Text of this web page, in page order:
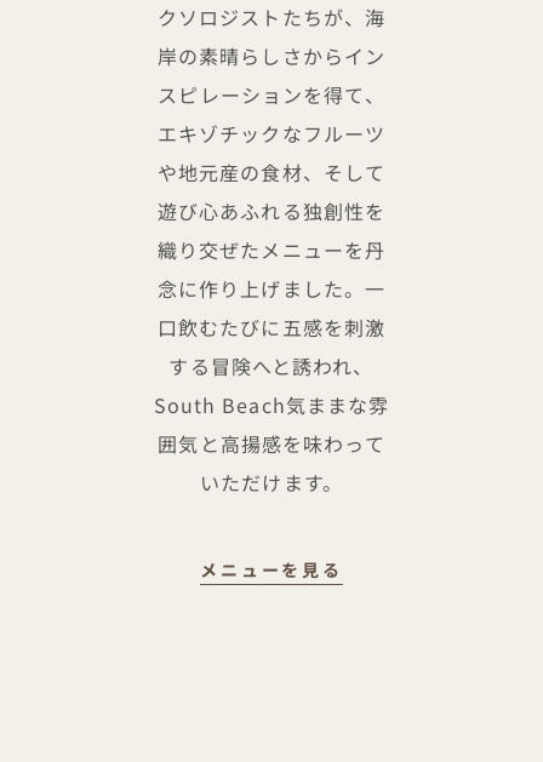
クソロジストたちが、海
岸の素晴らしさからイン
スピレーションを得て、
エキゾチックなフルーツ
や地元産の食材、そして
遊び心あふれる独創性を
織り交ぜたメニューを丹
念に作り上げました。一
口飲むたびに五感を刺激
する冒険へと誘われ、
South Beach気ままな雰
囲気と高揚感を味わって
いただけます。
メニューを見る